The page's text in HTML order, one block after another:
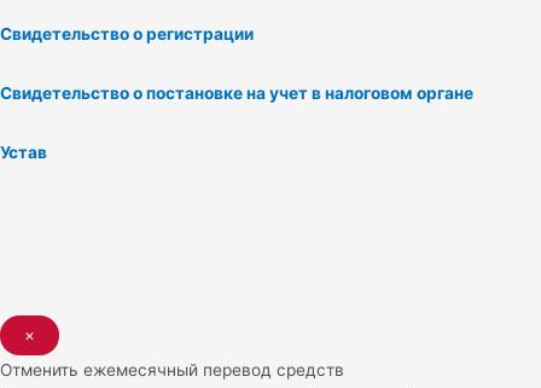
Свидетельство о регистрации
Свидетельство о постановке на учет в налоговом органе
Устав
×
Отменить ежемесячный перевод средств